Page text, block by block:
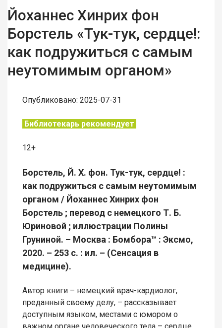
Йоханнес Хинрих фон
Борстель «Тук-тук, сердце!:
как подружиться с самым
неутомимым органом»
Опубликовано: 2025-07-31
Библиотекарь рекомендует
12+
Борстель, Й. Х. фон. Тук-тук, сердце! :
как подружиться с самым неутомимым
органом / Йоханнес Хинрих фон
Борстель ; перевод с немецкого Т. Б.
Юриновой ; иллюстрации Полины
Груниной. – Москва : Бомбора™ : Эксмо,
2020. – 253 с. : ил. – (Сенсация в
медицине).
Автор книги – немецкий врач-кардиолог,
преданный своему делу, – рассказывает
доступным языком, местами с юмором о